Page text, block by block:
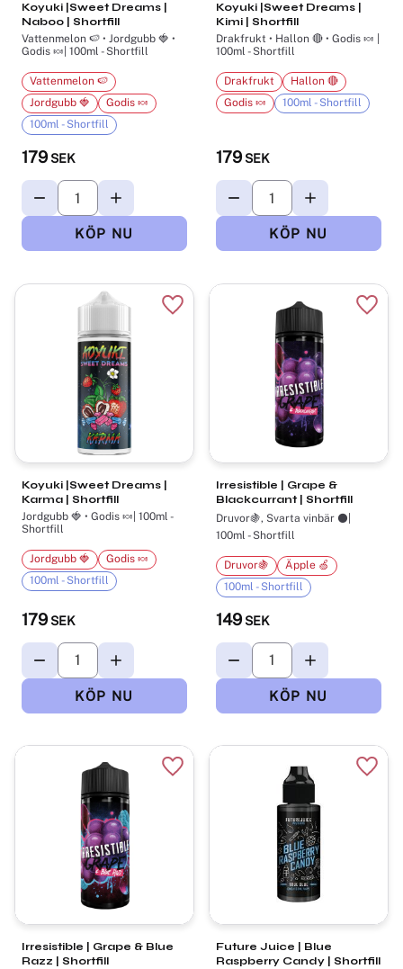
Koyuki |Sweet Dreams |
Naboo | Shortfill
Vattenmelon 🍉 • Jordgubb 🍓 •
Godis 🍬| 100ml - Shortfill
179 SEK
Vattenmelon 🍉
Jordgubb 🍓
Godis 🍬
100ml - Shortfill
Koyuki |Sweet Dreams |
Kimi | Shortfill
Drakfrukt • Hallon 🔴 • Godis 🍬 |
100ml - Shortfill
179 SEK
Drakfrukt
Hallon 🔴
Godis 🍬
100ml - Shortfill
Koyuki |Sweet Dreams |
Karma | Shortfill
Jordgubb 🍓 • Godis 🍬| 100ml -
Shortfill
179 SEK
Jordgubb 🍓
Godis 🍬
100ml - Shortfill
Lägg till i favoriter
Irresistible | Grape &
Blackcurrant | Shortfill
Druvor🍇, Svarta vinbär ⚫|
100ml - Shortfill
149 SEK
Druvor🍇
Äpple 🍏
100ml - Shortfill
Irresistible | Grape & Blue
Razz | Shortfill
Lägg till i favoriter
Future Juice | Blue
Raspberry Candy | Shortfill